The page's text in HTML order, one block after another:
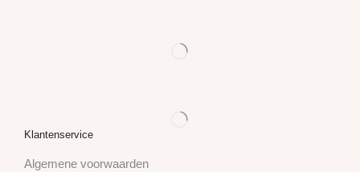
Klantenservice
Algemene voorwaarden